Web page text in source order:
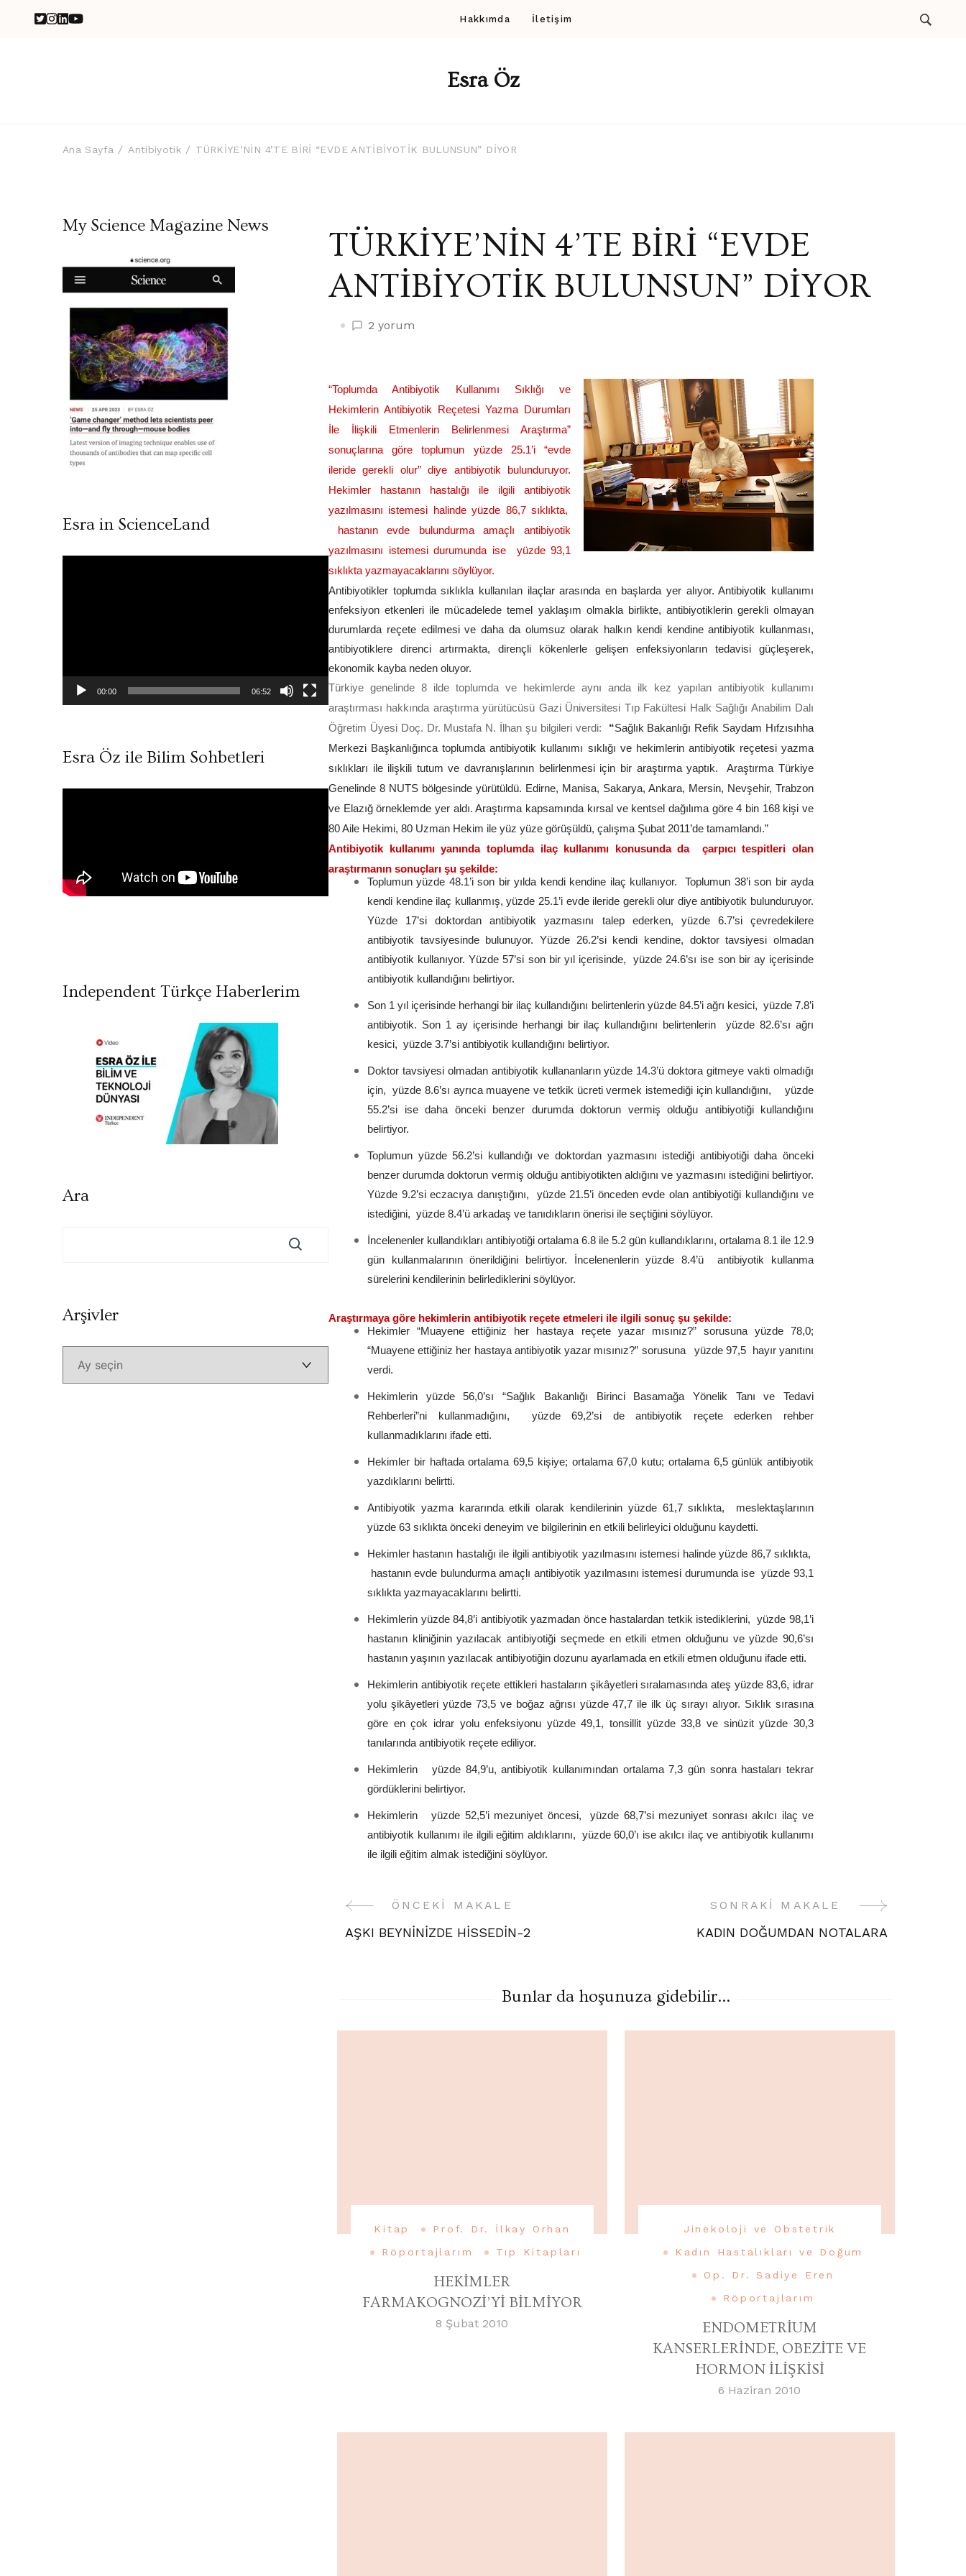
Hakkımda İletişim
Esra Öz
Ana Sayfa Antibiyotik TÜRKİYE’NİN 4’TE BİRİ “EVDE ANTİBİYOTİK BULUNSUN” DİYOR
TÜRKİYE’NİN 4’TE BİRİ “EVDE
ANTİBİYOTİK BULUNSUN” DİYOR
TÜRKİYE’NİN
ANTİBİYOTİK
BULUNSUN”
DİYOR
için
2 yorum
“Toplumda Antibiyotik Kullanımı Sıklığı ve
Hekimlerin Antibiyotik Reçetesi Yazma Durumları
İle İlişkili Etmenlerin Belirlenmesi Araştırma”
sonuçlarına göre toplumun yüzde 25.1’i “evde
ileride gerekli olur” diye antibiyotik bulunduruyor.
Hekimler hastanın hastalığı ile ilgili antibiyotik
yazılmasını istemesi halinde yüzde 86,7 sıklıkta,
hastanın evde bulundurma amaçlı antibiyotik
yazılmasını istemesi durumunda ise yüzde 93,1
sıklıkta yazmayacaklarını söylüyor.
Antibiyotikler toplumda sıklıkla kullanılan ilaçlar arasında en başlarda yer alıyor. Antibiyotik kullanımı
enfeksiyon etkenleri ile mücadelede temel yaklaşım olmakla birlikte, antibiyotiklerin gerekli olmayan
durumlarda reçete edilmesi ve daha da olumsuz olarak halkın kendi kendine antibiyotik kullanması,
antibiyotiklere direnci artırmakta, dirençli kökenlerle gelişen enfeksiyonların tedavisi güçleşerek,
ekonomik kayba neden oluyor.
Türkiye genelinde 8 ilde toplumda ve hekimlerde aynı anda ilk kez yapılan antibiyotik kullanımı
araştırması hakkında araştırma yürütücüsü Gazi Üniversitesi Tıp Fakültesi Halk Sağlığı Anabilim Dalı
Öğretim Üyesi Doç. Dr. Mustafa N. İlhan şu bilgileri verdi: “Sağlık Bakanlığı Refik Saydam Hıfzısıhha
Merkezi Başkanlığınca toplumda antibiyotik kullanımı sıklığı ve hekimlerin antibiyotik reçetesi yazma
sıklıkları ile ilişkili tutum ve davranışlarının belirlenmesi için bir araştırma yaptık. Araştırma Türkiye
Genelinde 8 NUTS bölgesinde yürütüldü. Edirne, Manisa, Sakarya, Ankara, Mersin, Nevşehir, Trabzon
ve Elazığ örneklemde yer aldı. Araştırma kapsamında kırsal ve kentsel dağılıma göre 4 bin 168 kişi ve
80 Aile Hekimi, 80 Uzman Hekim ile yüz yüze görüşüldü, çalışma Şubat 2011’de tamamlandı.”
Antibiyotik kullanımı yanında toplumda ilaç kullanımı konusunda da çarpıcı tespitleri olan
araştırmanın sonuçları şu şekilde:
Toplumun yüzde 48.1’i son bir yılda kendi kendine ilaç kullanıyor. Toplumun 38’i son bir ayda
kendi kendine ilaç kullanmış, yüzde 25.1’i evde ileride gerekli olur diye antibiyotik bulunduruyor.
Yüzde 17’si doktordan antibiyotik yazmasını talep ederken, yüzde 6.7’si çevredekilere
antibiyotik tavsiyesinde bulunuyor. Yüzde 26.2’si kendi kendine, doktor tavsiyesi olmadan
antibiyotik kullanıyor. Yüzde 57’si son bir yıl içerisinde, yüzde 24.6’sı ise son bir ay içerisinde
antibiyotik kullandığını belirtiyor.
Son 1 yıl içerisinde herhangi bir ilaç kullandığını belirtenlerin yüzde 84.5’i ağrı kesici, yüzde 7.8’i
antibiyotik. Son 1 ay içerisinde herhangi bir ilaç kullandığını belirtenlerin yüzde 82.6’sı ağrı
kesici, yüzde 3.7’si antibiyotik kullandığını belirtiyor.
Doktor tavsiyesi olmadan antibiyotik kullananların yüzde 14.3’ü doktora gitmeye vakti olmadığı
için, yüzde 8.6’sı ayrıca muayene ve tetkik ücreti vermek istemediği için kullandığını, yüzde
55.2’si ise daha önceki benzer durumda doktorun vermiş olduğu antibiyotiği kullandığını
belirtiyor.
Toplumun yüzde 56.2’si kullandığı ve doktordan yazmasını istediği antibiyotiği daha önceki
benzer durumda doktorun vermiş olduğu antibiyotikten aldığını ve yazmasını istediğini belirtiyor.
Yüzde 9.2’si eczacıya danıştığını, yüzde 21.5’i önceden evde olan antibiyotiği kullandığını ve
istediğini, yüzde 8.4’ü arkadaş ve tanıdıkların önerisi ile seçtiğini söylüyor.
İncelenenler kullandıkları antibiyotiği ortalama 6.8 ile 5.2 gün kullandıklarını, ortalama 8.1 ile 12.9
gün kullanmalarının önerildiğini belirtiyor. İncelenenlerin yüzde 8.4’ü antibiyotik kullanma
sürelerini kendilerinin belirlediklerini söylüyor.
Araştırmaya göre hekimlerin antibiyotik reçete etmeleri ile ilgili sonuç şu şekilde:
Hekimler “Muayene ettiğiniz her hastaya reçete yazar mısınız?” sorusuna yüzde 78,0;
“Muayene ettiğiniz her hastaya antibiyotik yazar mısınız?” sorusuna yüzde 97,5 hayır yanıtını
verdi.
Hekimlerin yüzde 56,0’sı “Sağlık Bakanlığı Birinci Basamağa Yönelik Tanı ve Tedavi
Rehberleri”ni kullanmadığını, yüzde 69,2’si de antibiyotik reçete ederken rehber
kullanmadıklarını ifade etti.
Hekimler bir haftada ortalama 69,5 kişiye; ortalama 67,0 kutu; ortalama 6,5 günlük antibiyotik
yazdıklarını belirtti.
Antibiyotik yazma kararında etkili olarak kendilerinin yüzde 61,7 sıklıkta, meslektaşlarının
yüzde 63 sıklıkta önceki deneyim ve bilgilerinin en etkili belirleyici olduğunu kaydetti.
Hekimler hastanın hastalığı ile ilgili antibiyotik yazılmasını istemesi halinde yüzde 86,7 sıklıkta,
hastanın evde bulundurma amaçlı antibiyotik yazılmasını istemesi durumunda ise yüzde 93,1
sıklıkta yazmayacaklarını belirtti.
Hekimlerin yüzde 84,8’i antibiyotik yazmadan önce hastalardan tetkik istediklerini, yüzde 98,1’i
hastanın kliniğinin yazılacak antibiyotiği seçmede en etkili etmen olduğunu ve yüzde 90,6’sı
hastanın yaşının yazılacak antibiyotiğin dozunu ayarlamada en etkili etmen olduğunu ifade etti.
Hekimlerin antibiyotik reçete ettikleri hastaların şikâyetleri sıralamasında ateş yüzde 83,6, idrar
yolu şikâyetleri yüzde 73,5 ve boğaz ağrısı yüzde 47,7 ile ilk üç sırayı alıyor. Sıklık sırasına
göre en çok idrar yolu enfeksiyonu yüzde 49,1, tonsillit yüzde 33,8 ve sinüzit yüzde 30,3
tanılarında antibiyotik reçete ediliyor.
Hekimlerin yüzde 84,9’u, antibiyotik kullanımından ortalama 7,3 gün sonra hastaları tekrar
gördüklerini belirtiyor.
Hekimlerin yüzde 52,5’i mezuniyet öncesi, yüzde 68,7’si mezuniyet sonrası akılcı ilaç ve
antibiyotik kullanımı ile ilgili eğitim aldıklarını, yüzde 60,0’ı ise akılcı ilaç ve antibiyotik kullanımı
ile ilgili eğitim almak istediğini söylüyor.
YazıÖNCEKI MAKALE
AŞKI BEYNİNİZDE HİSSEDİN-2
SONRAKI MAKALE
KADIN DOĞUMDAN NOTALARA
Bunlar da hoşunuza gidebilir...
Kitap
Prof. Dr. İlkay Orhan
Röportajlarım
Tıp Kitapları
HEKİMLER
FARMAKOGNOZİ’Yİ BİLMİYOR
8 Şubat 2010
Jinekoloji ve Obstetrik
Kadın Hastalıkları ve Doğum
Op. Dr. Sadiye Eren
Röportajlarım
ENDOMETRİUM
KANSERLERİNDE, OBEZİTE VE
HORMON İLİŞKİSİ
6 Haziran 2010
My Science Magazine News
Esra in ScienceLand
00:00 06:52
Esra Öz ile Bilim Sohbetleri
Independent Türkçe Haberlerim
Ara
ArşivlerArşivler